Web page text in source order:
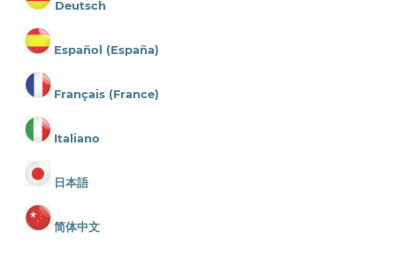
Deutsch
Español (España)
Français (France)
Italiano
日本語
简体中文